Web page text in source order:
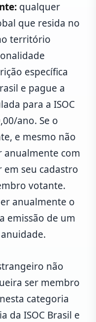
qualquer
que resida no
território
específica
e pague a
para a ISOC
ano. Se o
e mesmo não
com
em seu cadastro
votante.
anualmente o
emissão de um
não
ser membro
categoria
da ISOC Brasil e